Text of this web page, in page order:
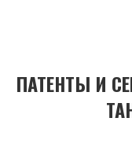
ПАТЕНТЫ И